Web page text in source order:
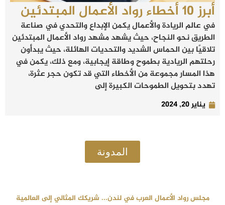
أبرز 10 أخطاء رواد الأعمال المبتدئين
في عالم الريادة والأعمال يكمن الإبداع والتحدي في صناعة
الطريق نحو النجاح، حيث يشهد مشهد رواد الأعمال المبتدئين
تلاقيًا بين الحماس الشديد والتحديات الهائلة، حيث يبدأون
رحلتهم الريادية بطموح وطاقة إيجابية، ومع ذلك، يكمن في
هذا المسار مجموعة من الأخطاء التي قد تكون حجر عثرة،
تهدد بتحويل الطموحات الكبيرة إلى
يناير 20, 2024
المدونة
مجلس رواد الأعمال العرب في لندن... شريكك المثالي إلى العالمية